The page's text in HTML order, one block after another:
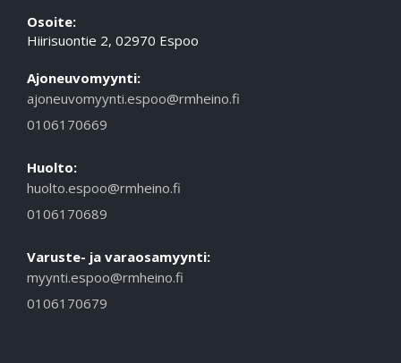
Osoite:
Hiirisuontie 2, 02970 Espoo
Ajoneuvomyynti:
ajoneuvomyynti.espoo@rmheino.fi
0106170669
Huolto:
huolto.espoo@rmheino.fi
0106170689
Varuste- ja varaosamyynti:
myynti.espoo@rmheino.fi
0106170679